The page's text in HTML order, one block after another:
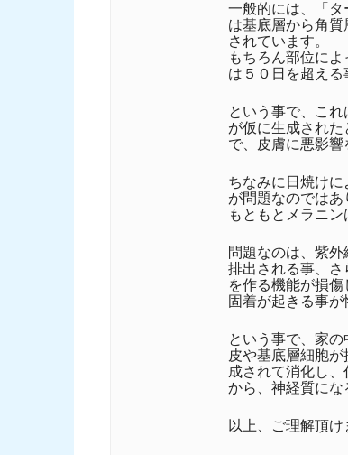
一般的には、「
は基底層から角
されています。
もちろん部位に
は５０日を超える
という事で、こ
が仮に生成され
で、皮膚に悪影響
ちなみに日焼け
が問題なのではあ
もともとメラニ
問題なのは、紫
排出される事、
を作る機能が損
固着が起きる事が
という事で、家
皮や基底層細胞
成されて消化し
から、神経質にな
以上、ご理解頂け